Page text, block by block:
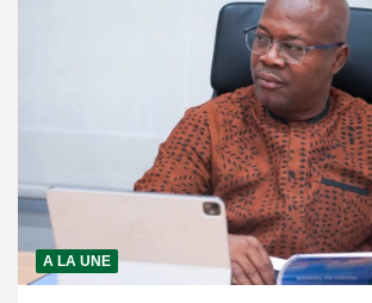
A LA UNE